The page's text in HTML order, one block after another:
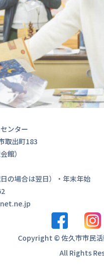
ンター
取出町183
館）
の場合は翌日）・年末年始
Copyright © 佐久市市民活
All Rights